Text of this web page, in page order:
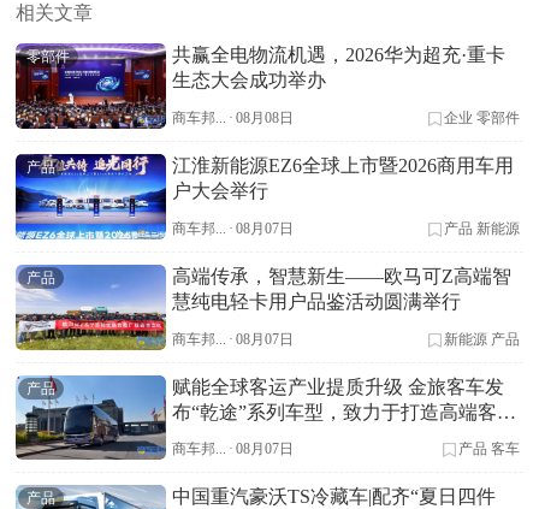
相关文章
零部件
共赢全电物流机遇，2026华为超充·重卡
生态大会成功举办
商车邦... · 08月08日 企业 零部件
产品
江淮新能源EZ6全球上市暨2026商用车用
户大会举行
商车邦... · 08月07日 产品 新能源
产品
高端传承，智慧新生——欧马可Z高端智
慧纯电轻卡用户品鉴活动圆满举行
商车邦... · 08月07日 新能源 产品
产品
赋能全球客运产业提质升级 金旅客车发
布“乾途”系列车型，致力于打造高端客车
标杆
商车邦... · 08月07日 产品 客车
产品
中国重汽豪沃TS冷藏车|配齐“夏日四件